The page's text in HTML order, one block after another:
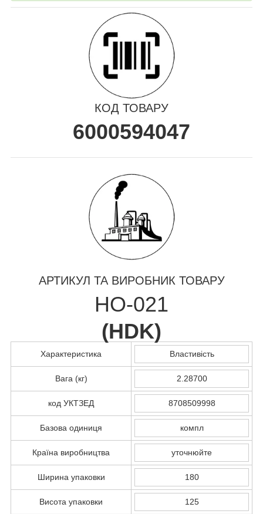
КОД ТОВАРУ
6000594047
АРТИКУЛ ТА ВИРОБНИК ТОВАРУ
HO-021
(HDK)
Характеристика Властивість
Вага (кг) 2.28700
код УКТЗЕД 8708509998
Базова одиниця компл
Країна виробництва уточнюйте
Ширина упаковки 180
Висота упаковки 125